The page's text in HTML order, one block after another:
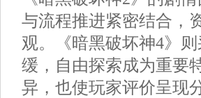
与流程推进紧密结合，
观。《暗黑破坏神4》
缓，自由探索成为重要
异，也使玩家评价呈现